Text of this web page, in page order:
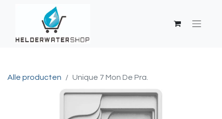
Alle producten Unique 7 Mon De Pra.